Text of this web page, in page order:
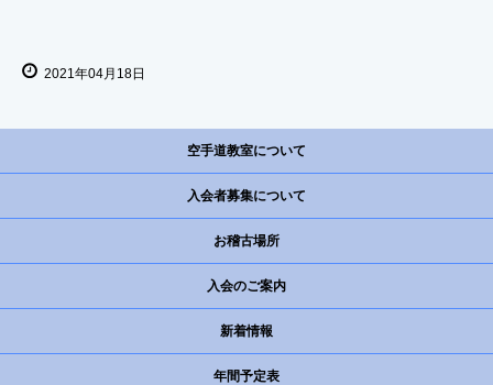
2021年04月18日
空手道教室について
入会者募集について
お稽古場所
入会のご案内
新着情報
年間予定表